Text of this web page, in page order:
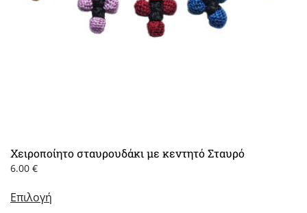
Χειροποίητο σταυρουδάκι με κεντητό Σταυρό
6.00 €
Επιλογή